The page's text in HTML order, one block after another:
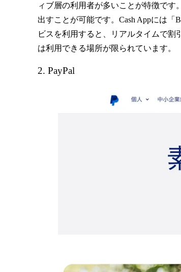
ィブ層の利用者が多いことが特徴です
出すことが可能です。Cash Appには
ビスを利用すると、リアルタイムで割
は利用できる場所が限られています。
2. PayPal